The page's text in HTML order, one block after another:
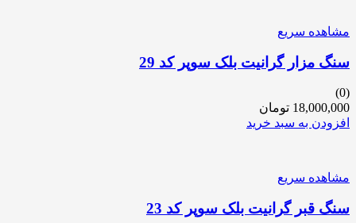
مشاهده سریع
سنگ مزار گرانیت بلک سوپر کد 29
(0)
18,000,000 تومان
افزودن به سبد خرید
مشاهده سریع
سنگ قبر گرانیت بلک سوپر کد 23